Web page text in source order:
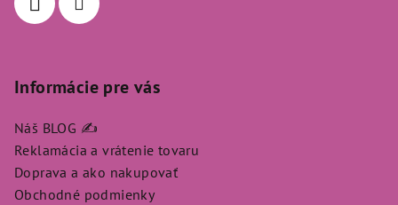
Informácie pre vás
Náš BLOG ✍️
Reklamácia a vrátenie tovaru
Doprava a ako nakupovať
Obchodné podmienky